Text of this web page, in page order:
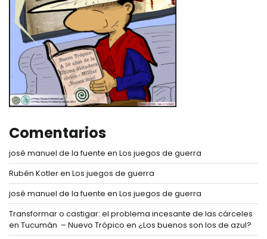
Comentarios
josé manuel de la fuente en Los juegos de guerra
Rubén Kotleren Los juegos de guerra
josé manuel de la fuente en Los juegos de guerra
Transformar o castigar: el problema incesante de las cárceles
en Tucumán – Nuevo Trópico en ¿Los buenos son los de azul?